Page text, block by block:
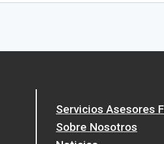
Servicios Asesores
Sobre Nosotros